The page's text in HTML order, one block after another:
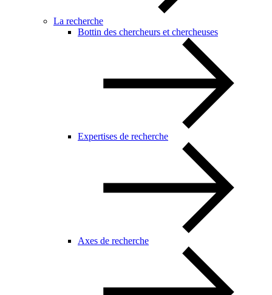
La recherche
Bottin des chercheurs et chercheuses
Expertises de recherche
Axes de recherche